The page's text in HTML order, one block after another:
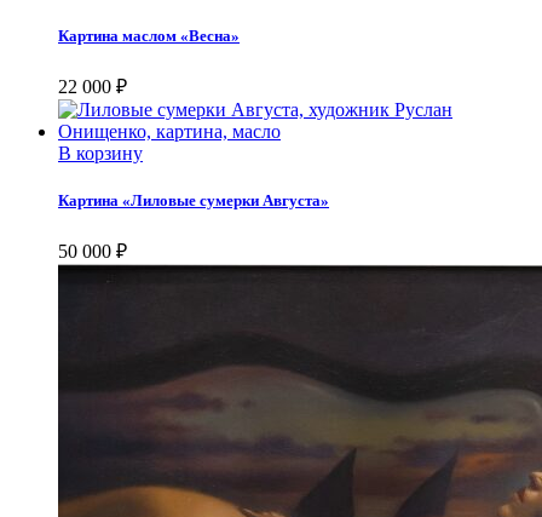
Картина маслом «Весна»
22 000 ₽
В корзину
Картина «Лиловые сумерки Августа»
50 000 ₽